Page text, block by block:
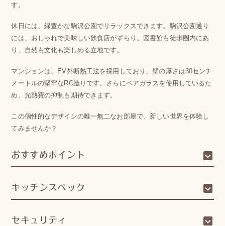
す。
休日には、緑豊かな駒沢公園でリラックスできます。駒沢公園通り
には、おしゃれで美味しい飲食店がずらり。図書館も徒歩圏内にあ
り、自然も文化も楽しめる立地です。
マンションは、EV外断熱工法を採用しており、壁の厚さは30センチ
メートルの堅牢なRC造りです。さらにペアガラスを使用しているた
め、光熱費の抑制も期待できます。
この個性的なデザインの唯一無二なお部屋で、新しい世界を体験し
てみませんか？
おすすめポイント
キッチンスペック
セキュリティ